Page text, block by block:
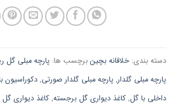
دسته بندی: خلاقانه بچین برچسب ها: پارچه مبلی گل
پارچه مبلی گلدار, پارچه مبلی گلدار صورتی, دکوراسیون
داخلی با گل, کاغذ دیواری گل برجسته, کاغذ دیواری گل